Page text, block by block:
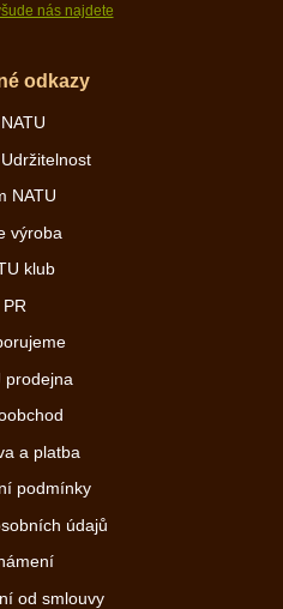
nás najdete
odkazy
NATU
výroba
klub
PR
prodejna
a platba
podmínky
údajů
od smlouvy